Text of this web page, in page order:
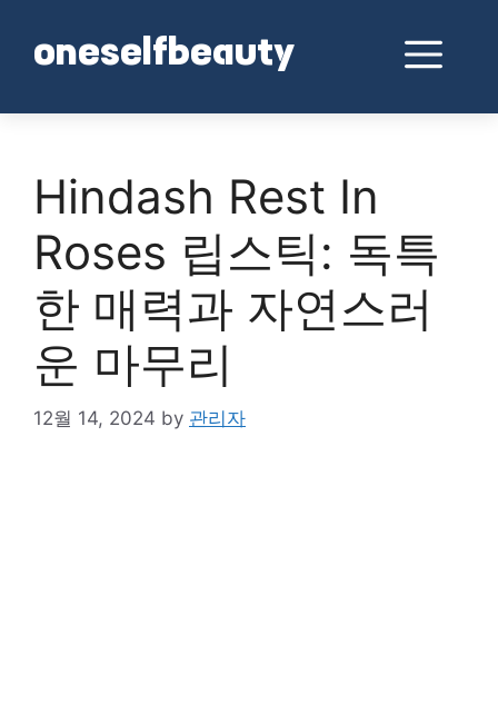
contentoneselfbeauty
Hindash Rest In
Roses 립스틱: 독특
한 매력과 자연스러
운 마무리
12월 14, 2024 by 관리자